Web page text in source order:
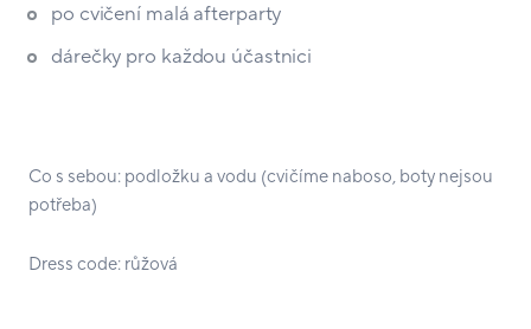
po cvičení malá afterparty
dárečky pro každou účastnici
Co s sebou: podložku a vodu (cvičíme naboso, boty nejsou
potřeba)
Dress code: růžová